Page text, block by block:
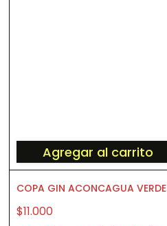
Agregar al carrito
COPA GIN ACONCAGUA VERDE
$11.000